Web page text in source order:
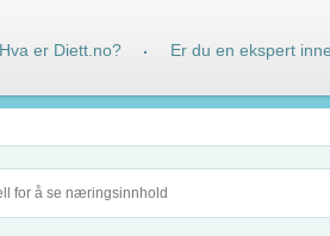
Hva er Diett.no? · Er du en ekspert